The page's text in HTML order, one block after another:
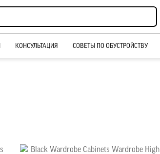
КОНСУЛЬТАЦИЯ СОВЕТЫ ПО ОБУСТРОЙСТВУ